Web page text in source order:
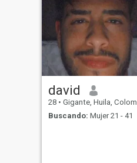
david
28 • Gigante, Huila, Colombia
Buscando: Mujer 21 - 41